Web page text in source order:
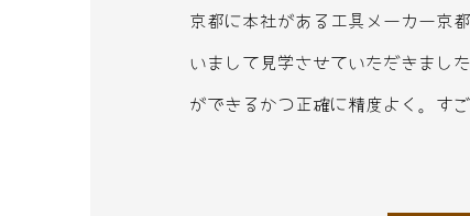
京都に本社がある工具メーカー京
いまして見学させていただきまし
ができるかつ正確に精度よく。す